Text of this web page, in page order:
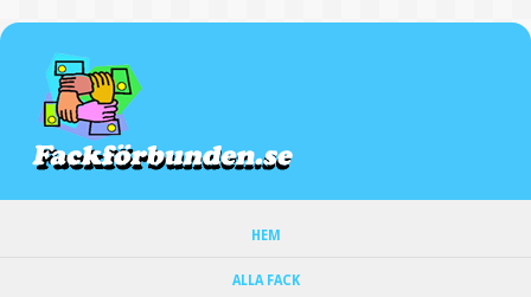
HEM
ALLA FACK